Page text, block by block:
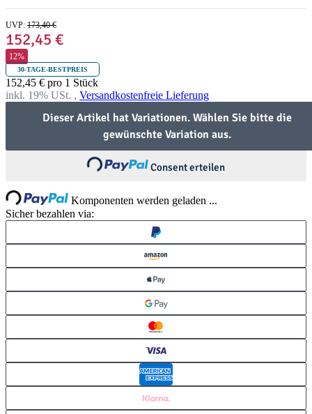
i
UVP: 173,40 €
152,45 €
12%
30-TAGE-BESTPREIS
152,45 € pro 1 Stück
inkl. 19% USt. , Versandkostenfreie Lieferung
Dieser Artikel hat Variationen. Wählen Sie bitte die
gewünschte Variation aus.
Loading... Consent erteilen
Komponenten werden geladen ...
Sicher bezahlen via: